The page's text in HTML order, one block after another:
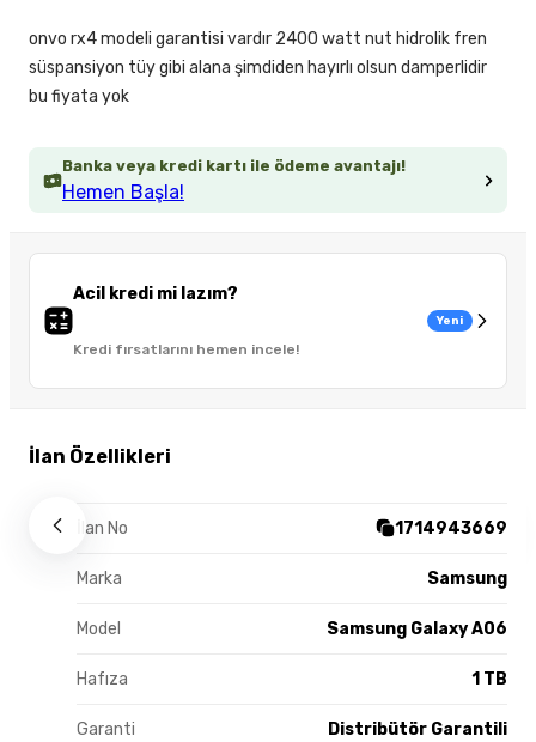
Banka veya kredi kartı ile ödeme avantajı!
Hemen Başla!
Acil kredi mi lazım?
Kredi fırsatlarını hemen incele!
Yeni
İlan Özellikleri
İlan No 1714943669
Marka Samsung
Model Samsung Galaxy A06
Hafıza 1 TB
Garanti Distribütör Garantili
onvo rx4 modeli garantisi vardır 2400 watt nut hidrolik fren
süspansiyon tüy gibi alana şimdiden hayırlı olsun damperlidir
bu fiyata yok